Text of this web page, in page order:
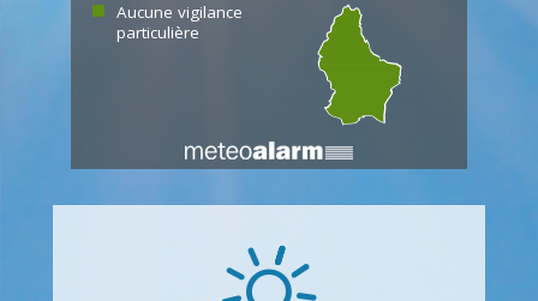
Aucune vigilance
particulière